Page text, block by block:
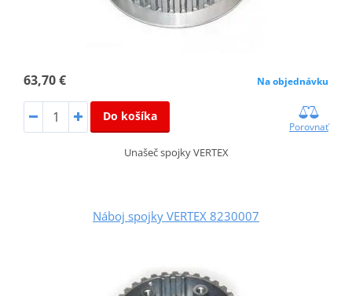
63,70 € Na objednávku
Do košíka
Porovnať
Unašeč spojky VERTEX
Náboj spojky VERTEX 8230007